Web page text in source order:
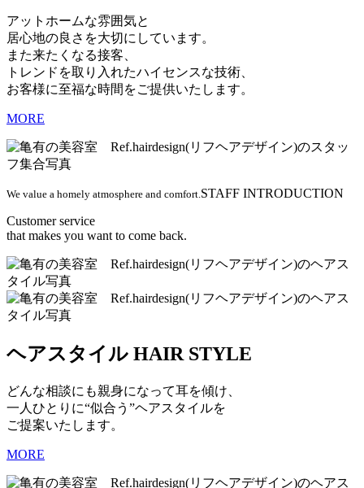
アットホームな雰囲気と
居心地の良さを大切にしています。
また来たくなる接客、
トレンドを取り入れたハイセンスな技術、
お客様に至福な時間をご提供いたします。
MORE
We value a homely atmosphere and comfort.STAFF INTRODUCTION
Customer service
that makes you want to come back.
ヘアスタイル HAIR STYLE
どんな相談にも親身になって耳を傾け、
一人ひとりに“似合う”ヘアスタイルを
ご提案いたします。
MORE